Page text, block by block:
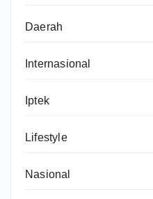
Daerah
Internasional
Iptek
Lifestyle
Nasional